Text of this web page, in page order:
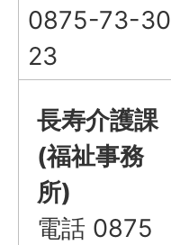
0875-73-30
23
長寿介護課
(福祉事務
所)
電話 0875